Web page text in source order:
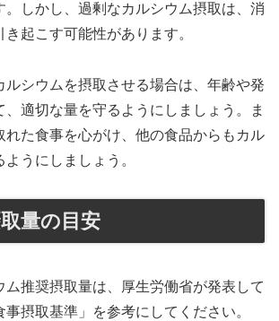
。しかし、過剰なカルシウム摂取は、消
起こす可能性があります。
ルシウムを摂取させる場合は、年齢や発
、適切な量を守るようにしましょう。ま
れた食事を心がけ、他の食品からもカル
うにしましょう。
量の目安
ム推奨摂取量は、厚生労働省が発表して
摂取基準」を参考にしてください。